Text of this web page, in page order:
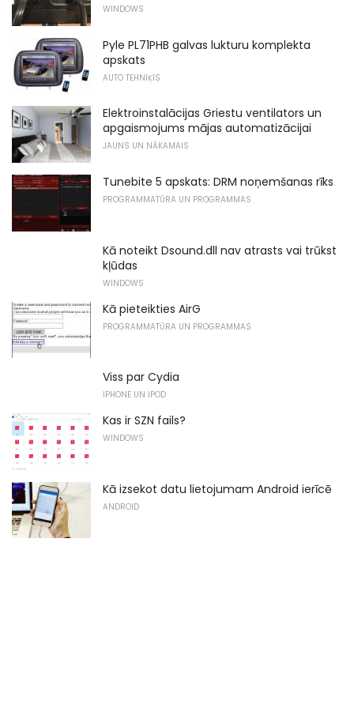
WINDOWS
Pyle PL71PHB galvas lukturu komplekta
apskats
AUTO TEHNIĶIS
Elektroinstalācijas Griestu ventilators un
apgaismojums mājas automatizācijai
JAUNS UN NĀKAMAIS
Tunebite 5 apskats: DRM noņemšanas rīks
PROGRAMMATŪRA UN PROGRAMMAS
Kā noteikt Dsound.dll nav atrasts vai trūkst
kļūdas
WINDOWS
Kā pieteikties AirG
PROGRAMMATŪRA UN PROGRAMMAS
Viss par Cydia
IPHONE UN IPOD
Kas ir SZN fails?
WINDOWS
Kā izsekot datu lietojumam Android ierīcē
ANDROID